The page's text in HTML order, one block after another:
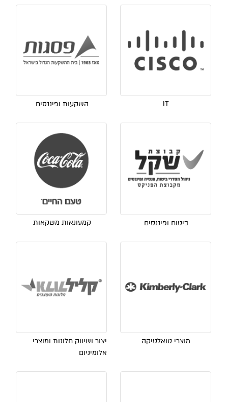
IT השקעות ופיננסים
ביטוח ופיננסים קמעונאות משקאות
מוצרי טואלטיקה
יצור ושיווק חלונות ומוצרי
אלומיניום